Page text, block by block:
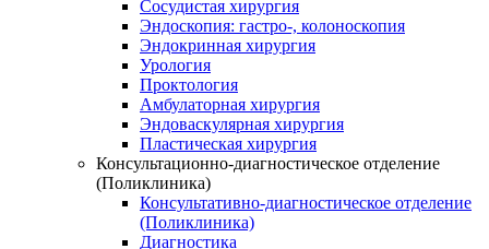
Сосудистая хирургия
Эндоскопия: гастро-, колоноскопия
Эндокринная хирургия
Урология
Проктология
Амбулаторная хирургия
Эндоваскулярная хирургия
Пластическая хирургия
Консультационно-диагностическое отделение
(Поликлиника)
Консультативно-диагностическое отделение
(Поликлиника)
Диагностика